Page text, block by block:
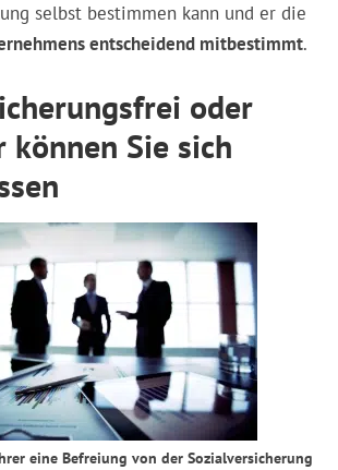
selbst bestimmen kann und er die
entscheidend mitbestimmt.
oder
können Sie sich
eine Befreiung von der Sozialversicherung